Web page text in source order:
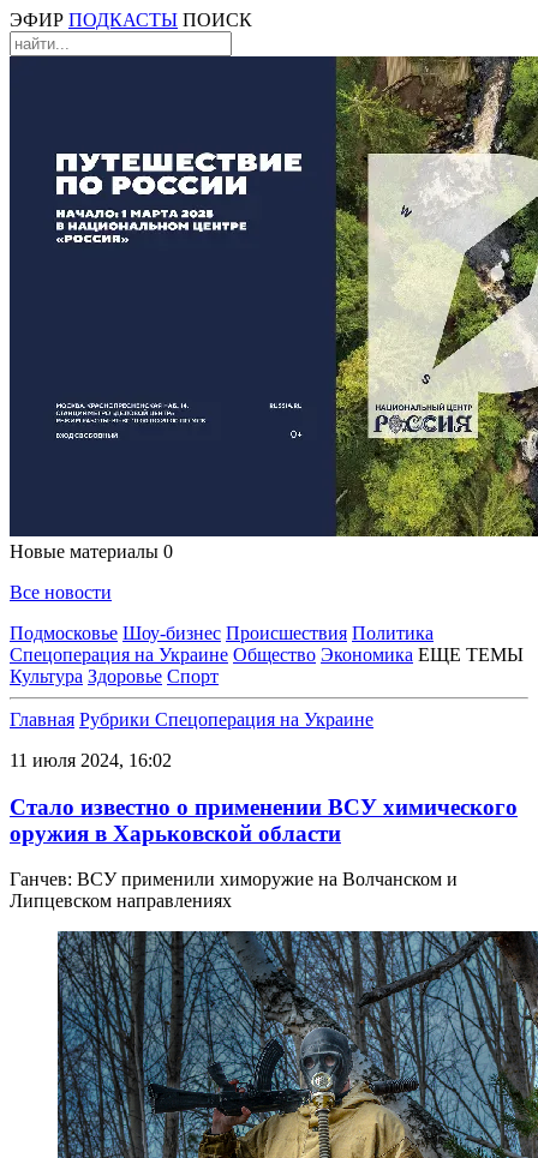
ЭФИР ПОДКАСТЫ ПОИСК
Новые материалы 0
Все новости
Подмосковье Шоу-бизнес Происшествия Политика
Спецоперация на Украине Общество Экономика ЕЩЕ ТЕМЫ
Культура Здоровье Спорт
Главная Рубрики Спецоперация на Украине
11 июля 2024, 16:02
Стало известно о применении ВСУ химического
оружия в Харьковской области
Ганчев: ВСУ применили химоружие на Волчанском и
Липцевском направлениях